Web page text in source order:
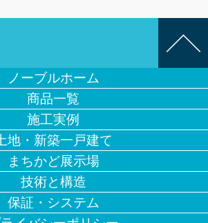
ノーブルホーム
商品一覧
施工実例
地・新築一戸建て
まちかど展示場
技術と構造
保証・システム